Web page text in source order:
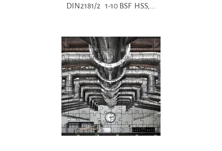
DIN2181/2 1-10 BSF HSS,...